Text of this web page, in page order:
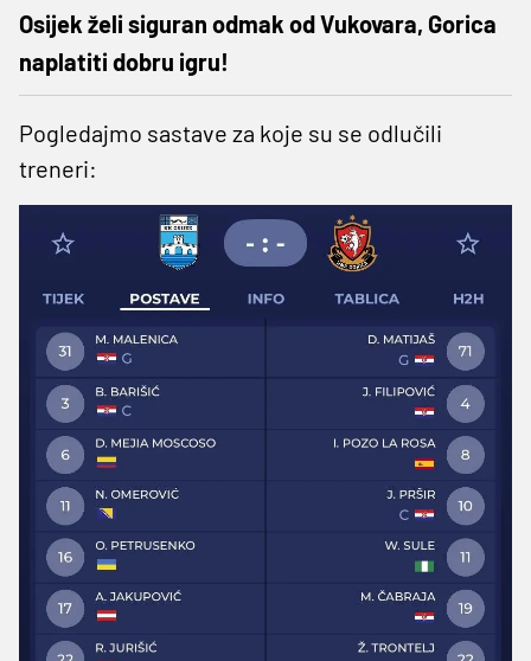
Osijek želi siguran odmak od Vukovara, Gorica
naplatiti dobru igru!
Pogledajmo sastave za koje su se odlučili
treneri: